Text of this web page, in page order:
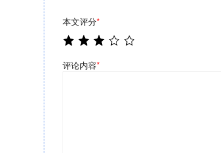
本文评分*
评论内容*